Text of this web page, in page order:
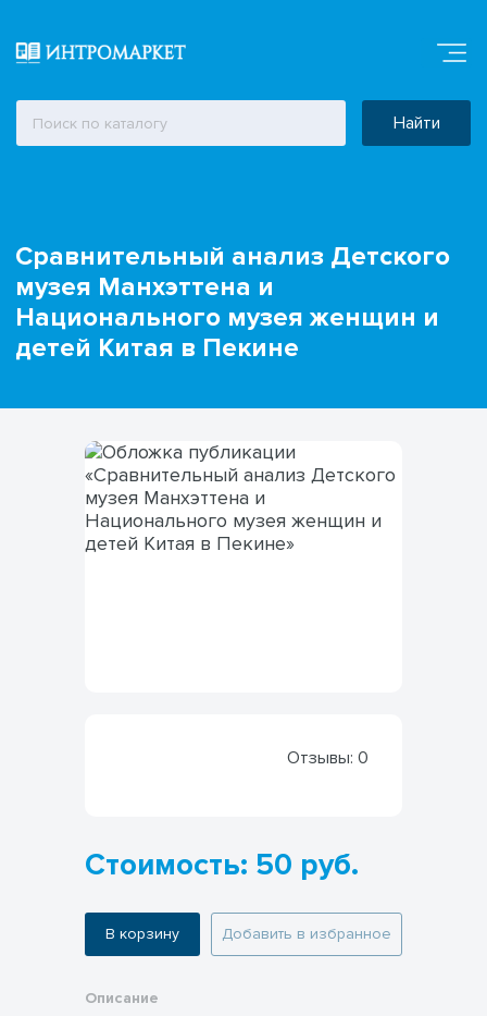
Найти
Сравнительный анализ Детского
музея Манхэттена и
Национального музея женщин и
детей Китая в Пекине
Отзывы: 0
Стоимость: 50 руб.
В корзину Добавить в избранное
Описание